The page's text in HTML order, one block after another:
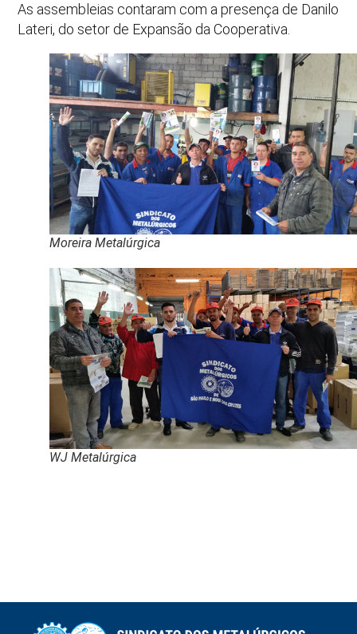
As assembleias contaram com a presença de Danilo
Lateri, do setor de Expansão da Cooperativa.
Moreira Metalúrgica
WJ Metalúrgica